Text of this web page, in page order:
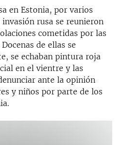
en Estonia, por varios
rusa se reunieron
cometidas por las
de ellas se
se echaban pintura roja
en el vientre y las
ante la opinión
y niños por parte de los